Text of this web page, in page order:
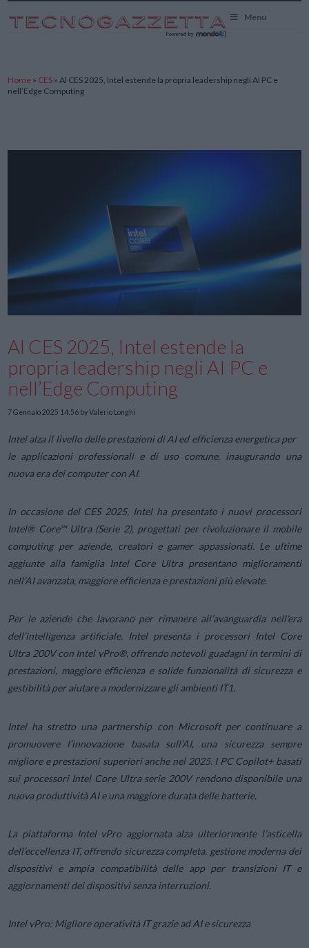
Menu
Home » CES »Al CES 2025, Intel estende la propria leadership negli AI PC e
nell’Edge Computing
Al CES 2025, Intel estende la
propria leadership negli AI PC e
nell’Edge Computing
7 Gennaio 2025 14:56 by Valerio Longhi
Intel alza il livello delle prestazioni di AI ed efficienza energetica per
le applicazioni professionali e di uso comune, inaugurando una
nuova era dei computer con AI.
In occasione del CES 2025, Intel ha presentato i nuovi processori
Intel® Core™ Ultra (Serie 2), progettati per rivoluzionare il mobile
computing per aziende, creatori e gamer appassionati. Le ultime
aggiunte alla famiglia Intel Core Ultra presentano miglioramenti
nell’AI avanzata, maggiore efficienza e prestazioni più elevate.
Per le aziende che lavorano per rimanere all’avanguardia nell’era
dell’intelligenza artificiale, Intel presenta i processori Intel Core
Ultra 200V con Intel vPro®, offrendo notevoli guadagni in termini di
prestazioni, maggiore efficienza e solide funzionalità di sicurezza e
gestibilità per aiutare a modernizzare gli ambienti IT1.
Intel ha stretto una partnership con Microsoft per continuare a
promuovere l’innovazione basata sull’AI, una sicurezza sempre
migliore e prestazioni superiori anche nel 2025. I PC Copilot+ basati
sui processori Intel Core Ultra serie 200V rendono disponibile una
nuova produttività AI e una maggiore durata delle batterie.
La piattaforma Intel vPro aggiornata alza ulteriormente l’asticella
dell’eccellenza IT, offrendo sicurezza completa, gestione moderna dei
dispositivi e ampia compatibilità delle app per transizioni IT e
aggiornamenti dei dispositivi senza interruzioni.
Intel vPro: Migliore operatività IT grazie ad AI e sicurezza